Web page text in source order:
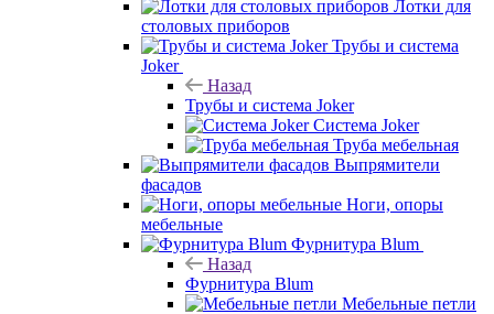
Лотки для
столовых приборов
Трубы и система
Joker
Назад
Трубы и система Joker
Система Joker
Труба мебельная
Выпрямители
фасадов
Ноги, опоры
мебельные
Фурнитура Blum
Назад
Фурнитура Blum
Мебельные петли